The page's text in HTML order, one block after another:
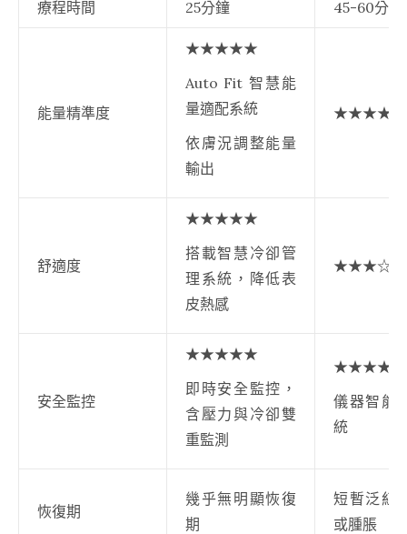
療程時間 25分鐘 45-60分鐘
能量精準度
★★★★★
Auto Fit 智慧能
量適配系統
依膚況調整能量
輸出
★★★★☆
舒適度
★★★★★
搭載智慧冷卻管
理系統，降低表
皮熱感
★★★☆☆
安全監控
★★★★★
即時安全監控，
含壓力與冷卻雙
重監測
★★★★☆
儀器智能
統
恢復期
幾乎無明顯恢復
期
短暫泛紅
或腫脹